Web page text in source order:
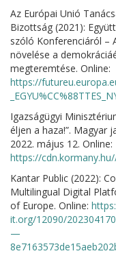
Az Európai Unió
Bizottság (2021):
szóló Konferenciáról –
növelése a
megteremtése. Online:
https://
Igazságügyi
éljen a haza!”. Magyar
2022. május 12. Online:
https://
Kantar Public (2022):
Multilingual Digital
of Europe. Online:
it.org/12090/
—